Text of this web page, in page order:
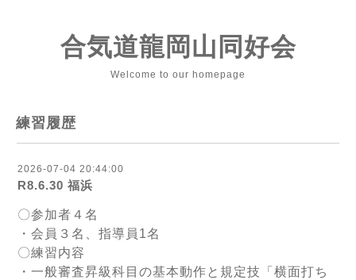
合気道龍岡山同好会
Welcome to our homepage
練習履歴
2026-07-04 20:44:00
R8.6.30 福浜
〇参加者４名
・会員３名、指導員1名
〇練習内容
・一般審査昇級科目の基本動作と規定技「横面打ち